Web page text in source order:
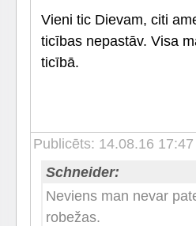
Vieni tic Dievam, citi
ticības nepastāv. Visa
ticībā.
Publicēts: 14.08.16 17:47
Schneider:
Neviens man nevar
robežas.